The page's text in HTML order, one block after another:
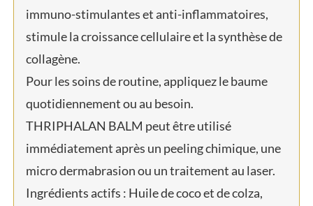
immuno-stimulantes et anti-inflammatoires,
stimule la croissance cellulaire et la synthèse de
collagène.
Pour les soins de routine, appliquez le baume
quotidiennement ou au besoin.
THRIPHALAN BALM peut être utilisé
immédiatement après un peeling chimique, une
micro dermabrasion ou un traitement au laser.
Ingrédients actifs : Huile de coco et de colza,